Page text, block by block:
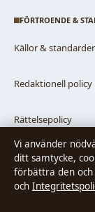
FÖRTROENDE &
Källor & standarder
Redaktionell policy
Rättelsepolicy
Ägande &
Vi använder
ditt samtycke,
förbättra den och
och